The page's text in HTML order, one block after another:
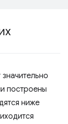
построены
ниже